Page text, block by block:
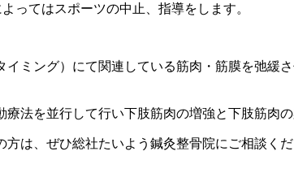
ってはスポーツの中止、指導をします。
イミング）にて関連している筋肉・筋膜を弛
法を並行して行い下肢筋肉の増強と下肢筋肉
は、ぜひ総社たいよう鍼灸整骨院にご相談くだ